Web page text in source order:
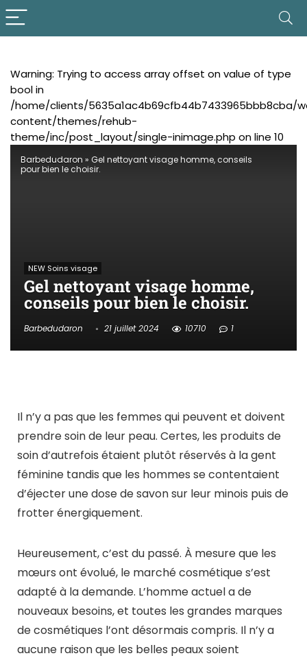
Warning: Trying to access array offset on value of type
bool in
/home/clients/5635a1ac4b69cfb44b7433965bbb8cba/
content/themes/rehub-
theme/inc/post_layout/single-inimage.php on line 10
Barbedudaron » Gel nettoyant visage homme, conseils
pour bien le choisir.
NEW Soins visage
Gel nettoyant visage homme,
conseils pour bien le choisir.
Barbedudaron 21 juillet 2024 10710 1
Il n’y a pas que les femmes qui peuvent et doivent
prendre soin de leur peau. Certes, les produits de
soin d’autrefois étaient plutôt réservés à la gent
féminine tandis que les hommes se contentaient
d’éjecter une dose de savon sur leur minois puis de
frotter énergiquement.
Heureusement, c’est du passé. À mesure que les
mœurs ont évolué, le marché cosmétique s’est
adapté à la demande. L’homme actuel a de
nouveaux besoins, et toutes les grandes marques
de cosmétiques l’ont désormais compris. Il n’y a
aucune raison que les belles peaux soient